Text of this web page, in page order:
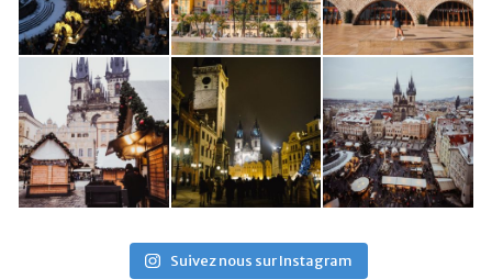
Suivez nous sur Instagram